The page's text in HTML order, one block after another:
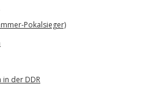
Pokalsieger)
in der DDR